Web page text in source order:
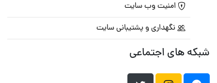
امنیت وب سایت
نگهداری و پشتیبانی سایت
شبکه های اجتماعی